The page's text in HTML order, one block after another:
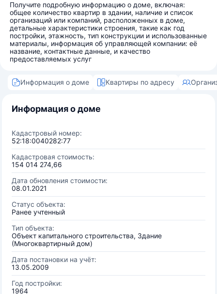
Получите подробную информацию о доме, включая:
общее количество квартир в здании, наличие и список
организаций или компаний, расположенных в доме,
детальные характеристики строения, такие как год
постройки, этажность, тип конструкции и использованные
материалы, информация об управляющей компании: её
название, контактные данные, и качество
предоставляемых услуг
Информация о доме Квартиры по адресу
Информация о доме
Кадастровый номер:
52:18:0040282:77
Кадастровая стоимость:
154 014 274,66
Дата обновления стоимости:
08.01.2021
Статус объекта:
Ранее учтенный
Тип объекта:
Объект капитального строительства, Здание
(Многоквартирный дом)
Дата постановки на учёт:
13.05.2009
Год постройки:
1964